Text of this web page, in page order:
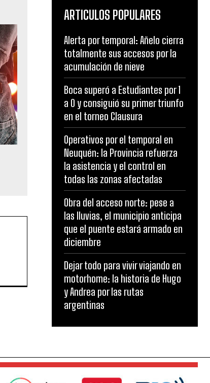
ARTICULOS POPULARES
Alerta por temporal: Añelo cierra
totalmente sus accesos por la
acumulación de nieve
Boca superó a Estudiantes por 1
a 0 y consiguió su primer triunfo
en el torneo Clausura
Operativos por el temporal en
Neuquén: la Provincia refuerza
la asistencia y el control en
todas las zonas afectadas
Obra del acceso norte: pese a
las lluvias, el municipio anticipa
que el puente estará armado en
diciembre
Dejar todo para vivir viajando en
motorhome: la historia de Hugo
y Andrea por las rutas
argentinas